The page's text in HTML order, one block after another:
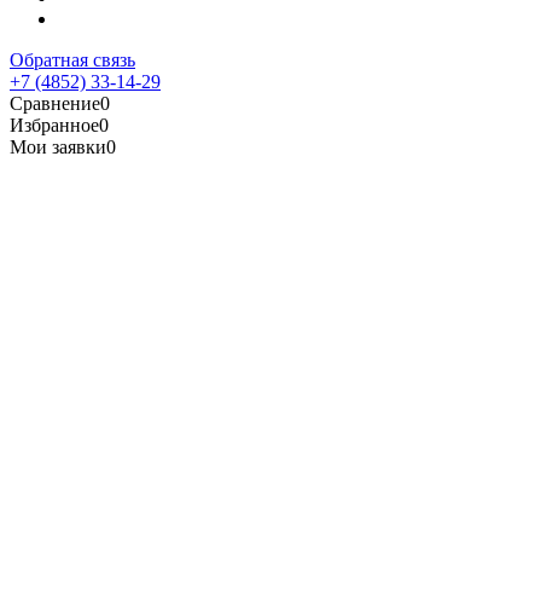
Обратная связь
+7 (4852) 33-14-29
Сравнение0
Избранное0
Мои заявки0